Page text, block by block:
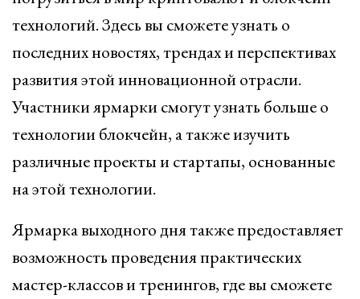
технологий. Здесь вы сможете узнать о
последних новостях, трендах и перспективах
развития этой инновационной отрасли.
Участники ярмарки смогут узнать больше о
технологии блокчейн, а также изучить
различные проекты и стартапы, основанные
на этой технологии.
Ярмарка выходного дня также предоставляет
возможность проведения практических
мастер-классов и тренингов, где вы сможете